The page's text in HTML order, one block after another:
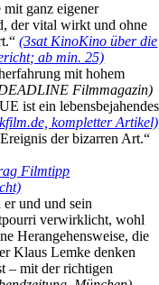
ganz eigener
der vital wirkt und ohne
(3sat KinoKino über die
ab min. 25)
mit hohem
Filmmagazin)
ist ein lebensbejahendes
kompletter Artikel)
der bizarren Art.“
Filmtipp
er und und sein
verwirklicht, wohl
Herangehensweise, die
Klaus Lemke denken
– mit der richtigen